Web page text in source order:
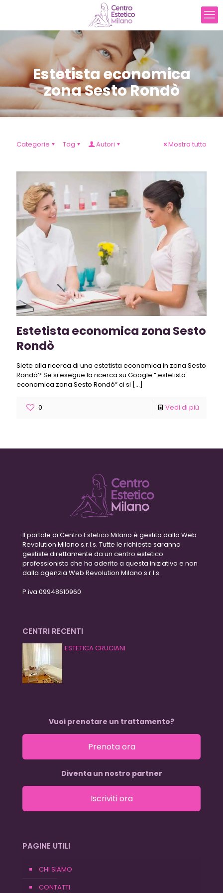
Estetista economica
zona Sesto Rondò
Categorie Tag Autori Mostra tutto
Estetista economica zona Sesto
Rondò
Siete alla ricerca di una estetista economica in zona Sesto
Rondò? Se si esegue la ricerca su Google “ estetista
economica zona Sesto Rondò“ ci si […]
0 Vedi di più
Il portale di Centro Estetico Milano è gestito dalla Web
Revolution Milano s.r.l.s. Tutte le richieste saranno
gestiste direttamente da un centro estetico
professionista che ha aderito a questa iniziativa e non
dalla agenzia Web Revolution Milano s.r.l.s.
P.iva 09948610960
CENTRI RECENTI
ESTETICA CRUCIANI
Vuoi prenotare un trattamento?
Prenota ora
Diventa un nostro partner
Iscriviti ora
PAGINE UTILI
CHI SIAMO
CONTATTI